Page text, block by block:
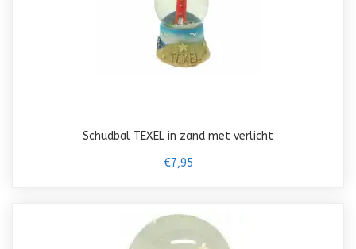
Schudbal TEXEL in zand met verlicht
€7,95